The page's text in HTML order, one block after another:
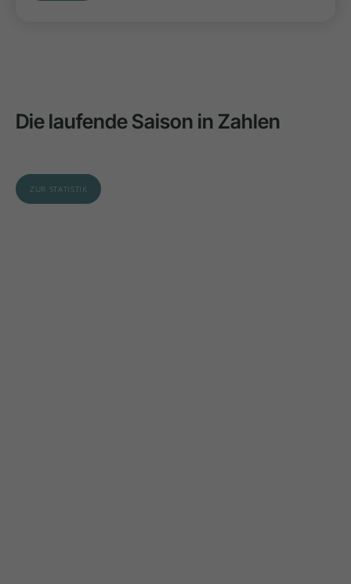
Die laufende Saison in Zahlen
ZUR STATISTIK